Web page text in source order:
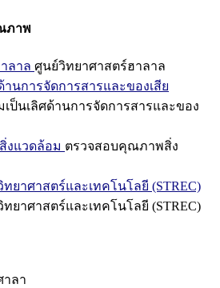
ภาพ
ลาล ศูนย์วิทยาศาสตร์ฮาลาล
นการจัดการสารและของเสีย
ป็นเลิศด้านการจัดการสารและของ
งแวดล้อม ตรวจสอบคุณภาพสิ่ง
ยาศาสตร์และเทคโนโลยี (STREC)
ยาศาสตร์และเทคโนโลยี (STREC)
าลา